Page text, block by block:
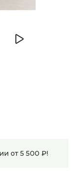
от 5 500 ₽!